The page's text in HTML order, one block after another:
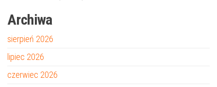
Archiwa
sierpień 2026
lipiec 2026
czerwiec 2026